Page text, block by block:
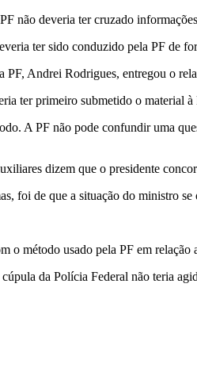
não deveria ter cruzado
ter sido conduzido pela PF de
Andrei Rodrigues, entregou o
ter primeiro submetido o material
A PF não pode confundir uma
dizem que o presidente
foi de que a situação do ministro
o método usado pela PF em
da Polícia Federal não teria